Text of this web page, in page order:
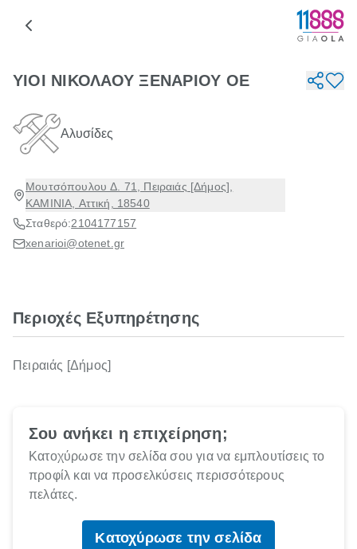
ΥΙΟΙ ΝΙΚΟΛΑΟΥ ΞΕΝΑΡΙΟΥ ΟΕ
Αλυσίδες
Μουτσόπουλου Δ. 71, Πειραιάς [Δήμος],
ΚΑΜΙΝΙΑ, Αττική, 18540
Σταθερό:2104177157
xenarioi@otenet.gr
Περιοχές Εξυπηρέτησης
Πειραιάς [Δήμος]
Σου ανήκει η επιχείρηση;
Κατοχύρωσε την σελίδα σου για να εμπλουτίσεις το
προφίλ και να προσελκύσεις περισσότερους
πελάτες.
Κατοχύρωσε την σελίδα